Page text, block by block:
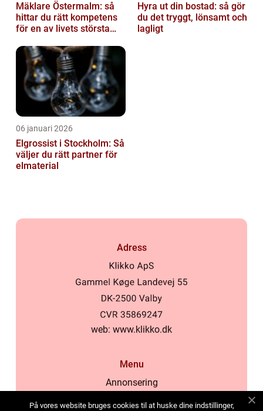
Mäklare Östermalm: så
hittar du rätt kompetens
för en av livets största
Hyra ut din bostad: så gör
du det tryggt, lönsamt och
lagligt
06 januari 2026
Elgrossist i Stockholm: Så
väljer du rätt partner för
elmaterial
Adress
web: www.klikko.dk
Menu
Annonsering
På vores website bruges cookies til at huske dine indstillinger,